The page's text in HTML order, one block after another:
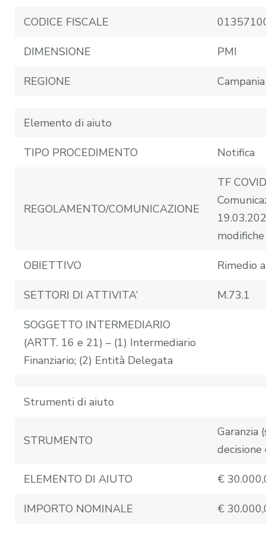
CODICE FISCALE
DIMENSIONE PMI
REGIONE Campania
Elemento di aiuto
TIPO PROCEDIMENTO Notifica
REGOLAMENTO/COMUNICAZIONE
TF
modifiche
OBIETTIVO Rimedio
SETTORI DI ATTIVITA’ M.73.1
SOGGETTO INTERMEDIARIO
(ARTT. 16 e 21) – (1) Intermediario
Finanziario; (2) Entità Delegata
Strumenti di aiuto
STRUMENTO
Garanzia
ELEMENTO DI AIUTO €
IMPORTO NOMINALE €